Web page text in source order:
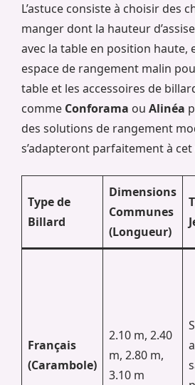
L’astuce consiste à choisir des
manger dont la hauteur
avec la table en position haute,
espace de rangement malin
table et les accessoires de
comme Conforama ou Alinéa
des solutions de rangement
s’adapteront parfaitement à cet
Type de
Billard
Dimensions
Communes
(Longueur)
Français
(Carambole)
2.10 m, 2.40
m, 2.80 m,
3.10 m